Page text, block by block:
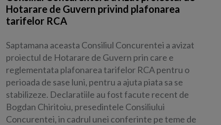
Hotarare de Guvern privind plafonarea
tarifelor RCA
Saptamana aceasta Consiliul Concurentei a avizat
proiectul de Hotarare de Guvern prin care e
reglementata plafonarea tarifelor RCA pentru o
perioada de sase luni, pentru a ajuta piata sa se
stabilizeze. Declaratiile au fost facute recent de
Bogdan Chiritoiu, presedintele Consiliului
Concurentei, in cadrul unei conferinte pe teme de